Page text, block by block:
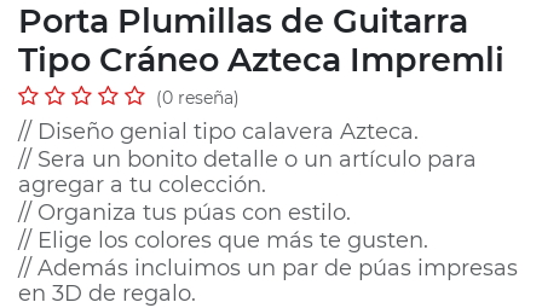
Porta Plumillas de Guitarra
Tipo Cráneo Azteca Impremli
(0 reseña)
// Diseño genial tipo calavera Azteca.
// Sera un bonito detalle o un artículo para
agregar a tu colección.
// Organiza tus púas con estilo.
// Elige los colores que más te gusten.
// Además incluimos un par de púas impresas
en 3D de regalo.